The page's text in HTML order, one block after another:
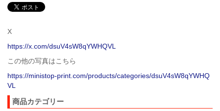
X
https://x.com/dsuV4sW8qYWHQVL
この他の写真はこちら
https://ministop-print.com/products/categories/dsuV4sW8qYWHQ
VL
商品カテゴリー